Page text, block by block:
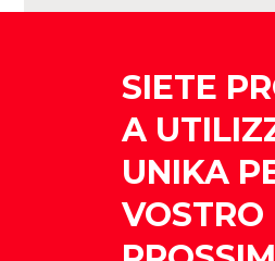
SIETE
A
UNIKA
VOSTRO